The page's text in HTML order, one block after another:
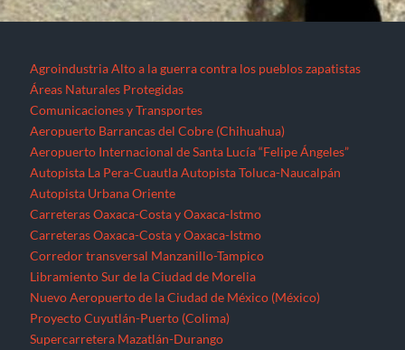
Agroindustria Alto a la guerra contra los pueblos zapatistas
Áreas Naturales Protegidas
Comunicaciones y Transportes
Aeropuerto Barrancas del Cobre (Chihuahua)
Aeropuerto Internacional de Santa Lucía “Felipe Ángeles”
Autopista La Pera-Cuautla Autopista Toluca-Naucalpán
Autopista Urbana Oriente
Carreteras Oaxaca-Costa y Oaxaca-Istmo
Carreteras Oaxaca-Costa y Oaxaca-Istmo
Corredor transversal Manzanillo-Tampico
Libramiento Sur de la Ciudad de Morelia
Nuevo Aeropuerto de la Ciudad de México (México)
Proyecto Cuyutlán-Puerto (Colima)
Supercarretera Mazatlán-Durango